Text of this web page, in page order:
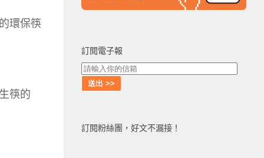
環保筷
筷的
訂閱電子報
訂閱粉絲團，好文不漏接！